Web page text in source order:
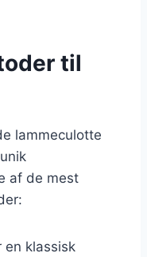
til
lammeculotte
af de mest
en klassisk